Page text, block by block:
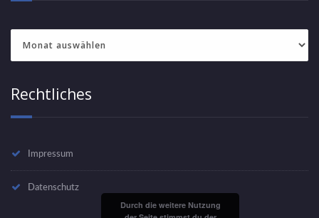
Rechtliches
Impressum
Datenschutz
Durch die weitere Nutzung